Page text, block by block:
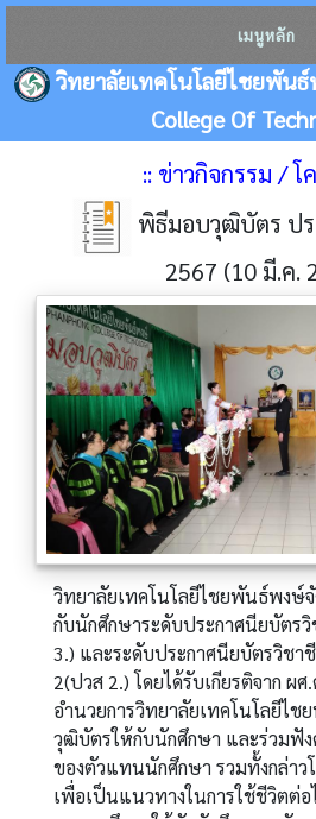
เมนูหลัก
วิทยาลัยเทคโนโลยีไชยพันธ์
College Of
:: ข่าวกิจกรรม / โ
พิธีมอบวุฒิบัตร ป
2567 (10 มี.ค.
วิทยาลัยเทคโนโลยีไชยพันธ์พงษ์
กับนักศึกษาระดับประกาศนียบัต
3.) และระดับประกาศนียบัตรวิช
2(ปวส 2.) โดยได้รับเกียรติจาก ผ
อำนวยการวิทยาลัยเทคโนโลยีไ
วุฒิบัตรให้กับนักศึกษา และร่วมฟั
ของตัวแทนนักศึกษา รวมทั้งกล่าว
เพื่อเป็นแนวทางในการใช้ชีวิตต่